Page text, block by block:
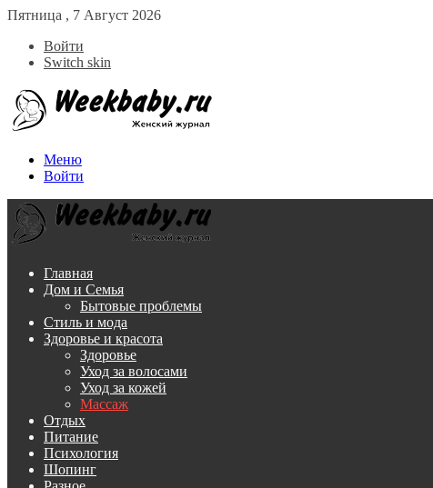
Пятница , 7 Август 2026
Войти
Switch skin
Меню
Войти
Главная
Дом и Семья
Бытовые проблемы
Стиль и мода
Здоровье и красота
Здоровье
Уход за волосами
Уход за кожей
Массаж
Отдых
Питание
Психология
Шопинг